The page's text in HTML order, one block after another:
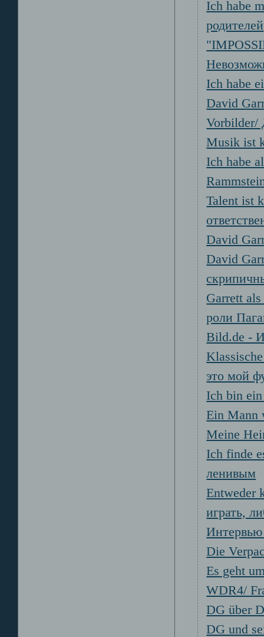
Ich habe
родителей
Ich habe
David
Vorbilder/
Musik ist
Ich habe
Talent ist
David
David
Garrett
роли
Bild.de -
это мой
Ich bin
Ein Mann
Meine
Ich finde
ленивым
Entweder
играть,
Интервью
Die
Es geht
WDR4/
DG über
DG und